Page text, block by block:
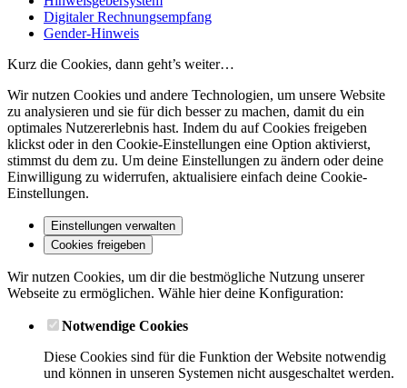
Digitaler Rechnungsempfang
Gender-Hinweis
Kurz die Cookies, dann geht’s weiter…
Wir nutzen Cookies und andere Technologien, um unsere Website
zu analysieren und sie für dich besser zu machen, damit du ein
optimales Nutzererlebnis hast. Indem du auf Cookies freigeben
klickst oder in den Cookie-Einstellungen eine Option aktivierst,
stimmst du dem zu. Um deine Einstellungen zu ändern oder deine
Einwilligung zu widerrufen, aktualisiere einfach deine Cookie-
Einstellungen.
Einstellungen verwalten
Cookies freigeben
Wir nutzen Cookies, um dir die bestmögliche Nutzung unserer
Webseite zu ermöglichen. Wähle hier deine Konfiguration:
Notwendige Cookies
Diese Cookies sind für die Funktion der Website notwendig
und können in unseren Systemen nicht ausgeschaltet werden.